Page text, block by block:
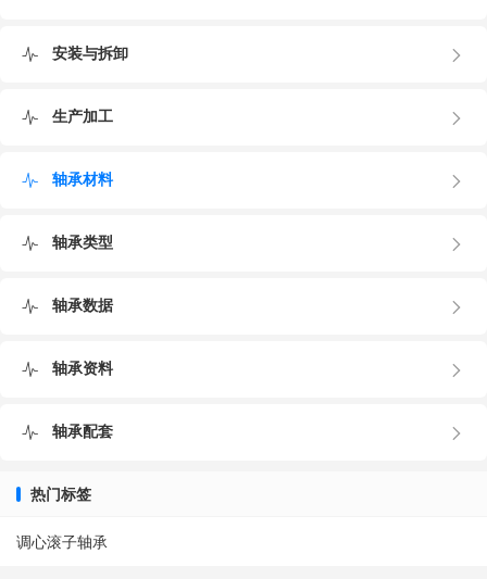
安装与拆卸
生产加工
轴承材料
轴承类型
轴承数据
轴承资料
轴承配套
热门标签
调心滚子轴承